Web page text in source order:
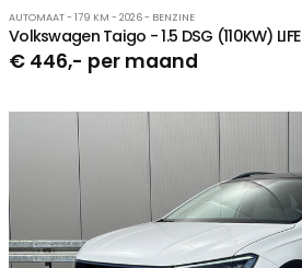
AUTOMAAT - 179 KM - 2026 - BENZINE
Volkswagen Taigo - 1.5 DSG (110KW) LIFE
€ 446,- per maand